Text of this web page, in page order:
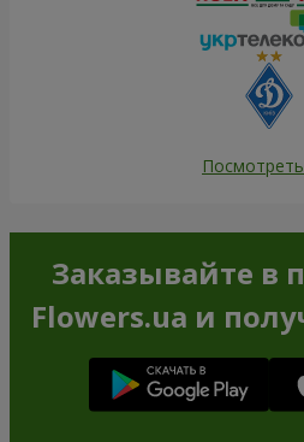
Заказывайте в
Flowers.ua и